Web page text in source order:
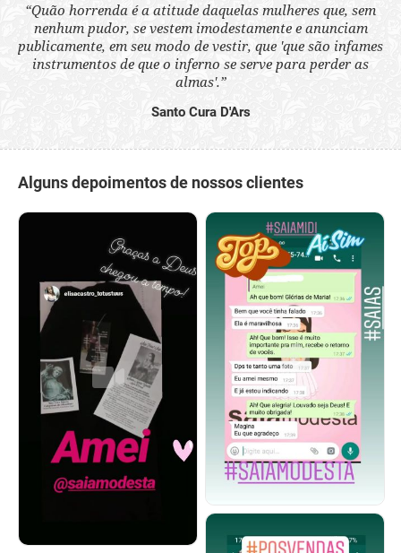
“Quão horrenda é a atitude daquelas mulheres que, sem
nenhum pudor, se vestem imodestamente e anunciam
publicamente, em seu modo de vestir, que 'que são infames
instrumentos de que o inferno se serve para perder as
almas'.”
Santo Cura D'Ars
Alguns depoimentos de nossos clientes